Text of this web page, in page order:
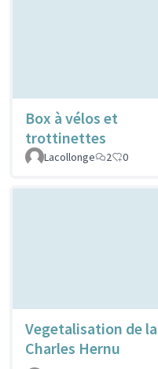
Box à vélos et
trottinettes
Lacollonge
2 0
Vegetalisation de
Charles Hernu